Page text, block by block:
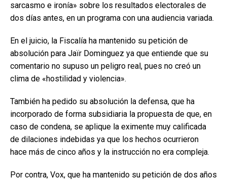
sarcasmo e ironía» sobre los resultados electorales de
dos días antes, en un programa con una audiencia variada.
En el juicio, la Fiscalía ha mantenido su petición de
absolución para Jaïr Dominguez ya que entiende que su
comentario no supuso un peligro real, pues no creó un
clima de «hostilidad y violencia».
También ha pedido su absolución la defensa, que ha
incorporado de forma subsidiaria la propuesta de que, en
caso de condena, se aplique la eximente muy calificada
de dilaciones indebidas ya que los hechos ocurrieron
hace más de cinco años y la instrucción no era compleja.
Por contra, Vox, que ha mantenido su petición de dos años